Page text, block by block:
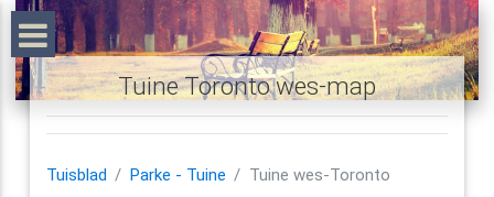
Tuine Toronto wes-map
Tuisblad Parke - Tuine Tuine wes-Toronto